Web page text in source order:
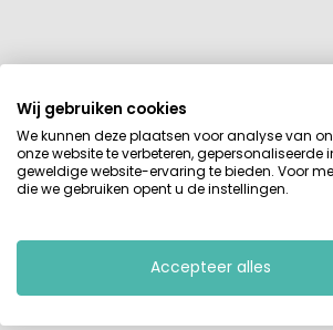
Wij gebruiken cookies
We kunnen deze plaatsen voor analyse van
onze website te verbeteren, gepersonaliseerde
geweldige website-ervaring te bieden. Voor
die we gebruiken opent u de instellingen.
Accepteer alles